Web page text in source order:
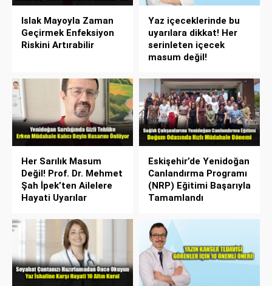
Islak Mayoyla Zaman
Geçirmek Enfeksiyon
Riskini Artırabilir
Yaz içeceklerinde bu
uyarılara dikkat! Her
serinleten içecek
masum değil!
Her Sarılık Masum
Değil! Prof. Dr. Mehmet
Şah İpek’ten Ailelere
Hayati Uyarılar
Eskişehir’de Yenidoğan
Canlandırma Programı
(NRP) Eğitimi Başarıyla
Tamamlandı